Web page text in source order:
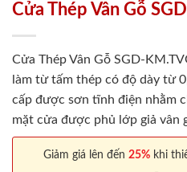
Cửa Thép Vân Gỗ
Cửa Thép Vân Gỗ SGD-
làm từ tấm thép có độ dày từ
cấp được sơn tĩnh điện nhằm
mặt cửa được phủ lớp giả vân
Giảm giá lên đến 25% khi